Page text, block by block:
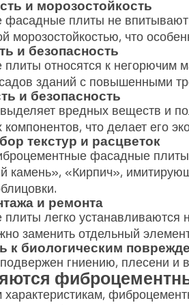
и морозостойкость
плиты не
морозостойкостью, что
и безопасность
относятся к негорючим
зданий с повышенными
и безопасность
вредных веществ и
компонентов, что делает его
текстур и расцветок
фасадные
камень», «Кирпич»,
и ремонта
легко устанавливаются
заменить отдельный
к биологическим
гниению, плесени и
характеристикам,